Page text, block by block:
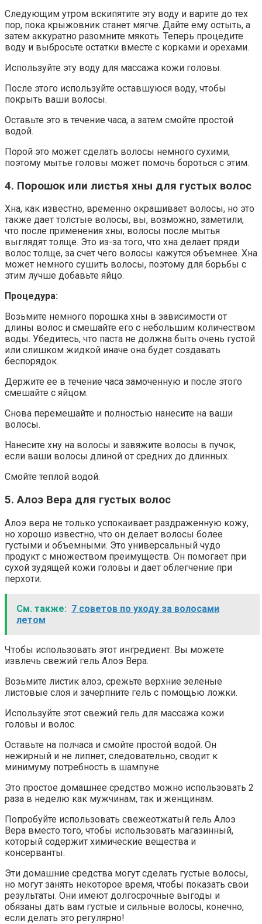
Следующим утром вскипятите эту воду и варите до тех
пор, пока крыжовник станет мягче. Дайте ему остыть, а
затем аккуратно разомните мякоть. Теперь процедите
воду и выбросьте остатки вместе с корками и орехами.
Используйте эту воду для массажа кожи головы.
После этого используйте оставшуюся воду, чтобы
покрыть ваши волосы.
Оставьте это в течение часа, а затем смойте простой
водой.
Порой это может сделать волосы немного сухими,
поэтому мытье головы может помочь бороться с этим.
4. Порошок или листья хны для густых волос
Хна, как известно, временно окрашивает волосы, но это
также дает толстые волосы, вы, возможно, заметили,
что после применения хны, волосы после мытья
выглядят толще. Это из-за того, что хна делает пряди
волос толще, за счет чего волосы кажутся объемнее. Хна
может немного сушить волосы, поэтому для борьбы с
этим лучше добавьте яйцо.
Процедура:
Возьмите немного порошка хны в зависимости от
длины волос и смешайте его с небольшим количеством
воды. Убедитесь, что паста не должна быть очень густой
или слишком жидкой иначе она будет создавать
беспорядок.
Держите ее в течение часа замоченную и после этого
смешайте с яйцом.
Снова перемешайте и полностью нанесите на ваши
волосы.
Нанесите хну на волосы и завяжите волосы в пучок,
если ваши волосы длиной от средних до длинных.
Смойте теплой водой.
5. Алоэ Вера для густых волос
Алоэ вера не только успокаивает раздраженную кожу,
но хорошо известно, что он делает волосы более
густыми и объемными. Это универсальный чудо
продукт с множеством преимуществ. Он помогает при
сухой зудящей кожи головы и дает облегчение при
перхоти.
См. также: 7 советов по уходу за волосами
летом
Чтобы использовать этот ингредиент. Вы можете
извлечь свежий гель Алоэ Вера.
Возьмите листик алоэ, срежьте верхние зеленые
листовые слоя и зачерпните гель с помощью ложки.
Используйте этот свежий гель для массажа кожи
головы и волос.
Оставьте на полчаса и смойте простой водой. Он
нежирный и не липнет, следовательно, сводит к
минимуму потребность в шампуне.
Это простое домашнее средство можно использовать 2
раза в неделю как мужчинам, так и женщинам.
Попробуйте использовать свежеотжатый гель Алоэ
Вера вместо того, чтобы использовать магазинный,
который содержит химические вещества и
консерванты.
Эти домашние средства могут сделать густые волосы,
но могут занять некоторое время, чтобы показать свои
результаты. Они имеют долгосрочные выгоды и
обязаны дать вам густые и сильные волосы, конечно,
если делать это регулярно!